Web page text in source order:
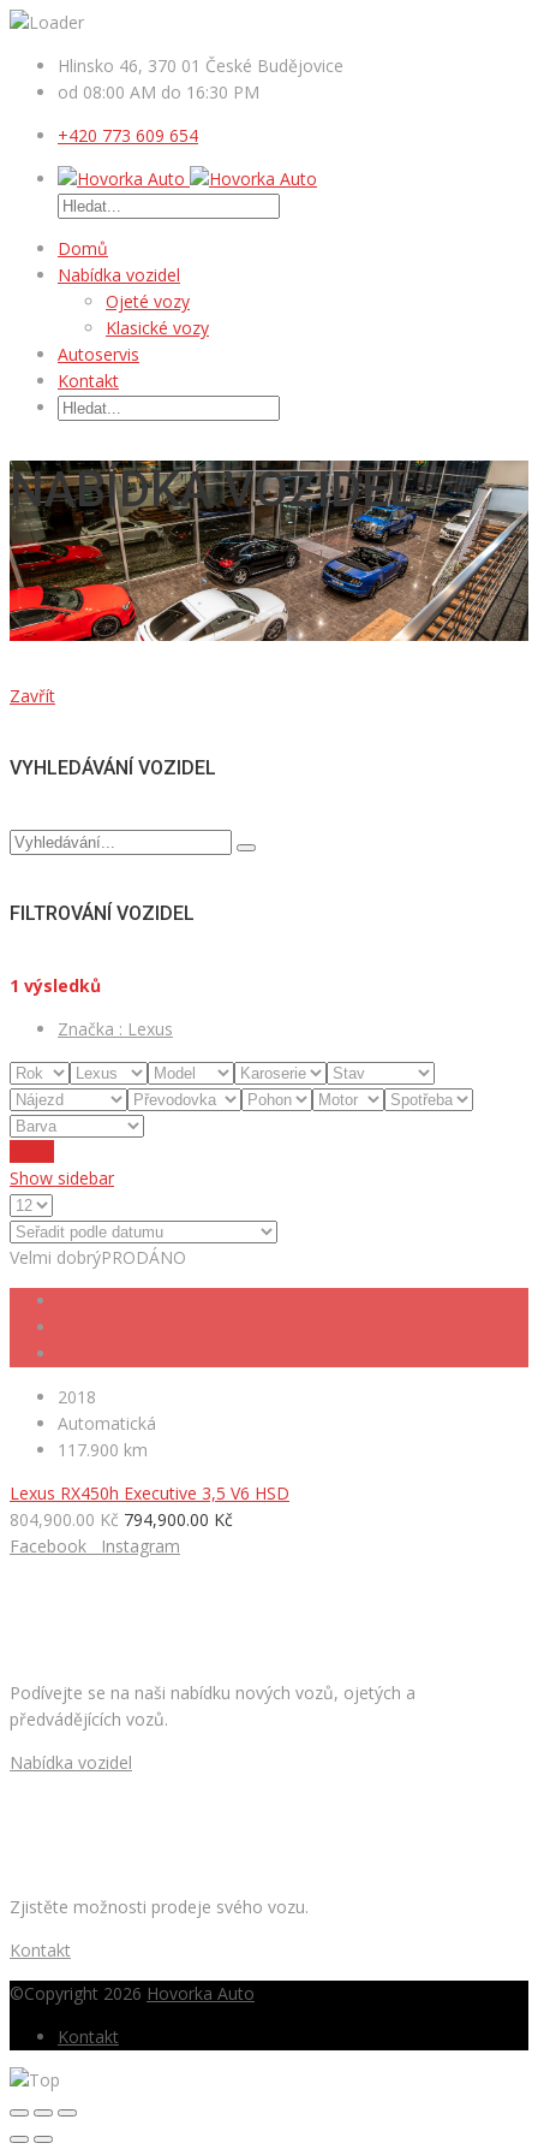
Hlinsko 46, 370 01 České Budějovice
od 08:00 AM do 16:30 PM
+420 773 609 654
Domů
Nabídka vozidel
Ojeté vozy
Klasické vozy
Autoservis
Kontakt
NABÍDKA VOZIDEL
Zavřít
VYHLEDÁVÁNÍ VOZIDEL
FILTROVÁNÍ VOZIDEL
1 výsledků
Značka : Lexus
Show sidebar
Velmi dobrýPRODÁNO
2018
Automatická
117.900 km
Lexus RX450h Executive 3,5 V6 HSD
804,900.00 Kč 794,900.00 Kč
Facebook
Instagram
Podívejte se na naši nabídku nových vozů, ojetých a
předvádějících vozů.
Nabídka vozidel
Zjistěte možnosti prodeje svého vozu.
Kontakt
©Copyright 2026 Hovorka Auto
Kontakt